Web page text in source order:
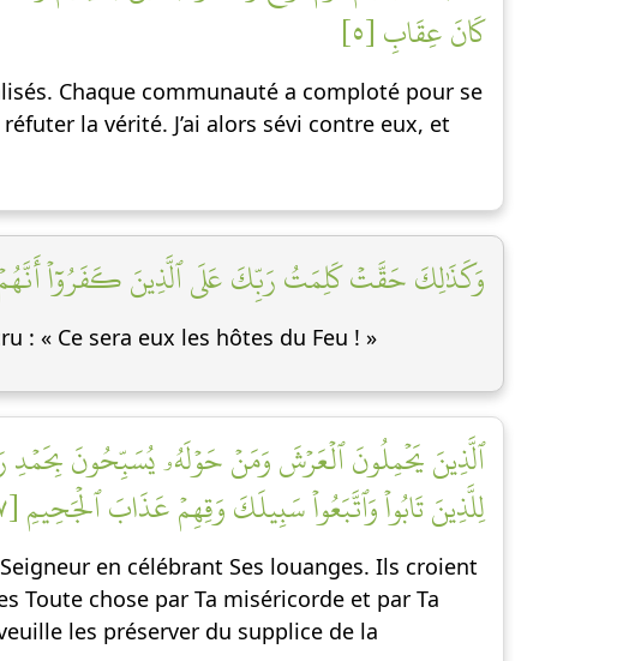
كَانَ عِقَابِ [٥]
Chaque communauté a comploté pour se
la vérité. J’ai alors sévi contre eux, et
وَكَذَٰلِكَ حَقَّتۡ كَلِمَتُ رَبِّكَ عَلَى ٱلَّذِينَ كَفَرُوٓاْ
: « Ce sera eux les hôtes du Feu ! »
ٱلَّذِينَ يَحۡمِلُونَ ٱلۡعَرۡشَ وَمَنۡ حَوۡلَهُۥ يُسَبِّحُونَ بِحَمۡدِ
لِلَّذِينَ تَابُواْ وَٱتَّبَعُواْ سَبِيلَكَ وَقِهِمۡ عَذَابَ ٱلۡجَحِيمِ [٧]
en célébrant Ses louanges. Ils croient
Toute chose par Ta miséricorde et par Ta
les préserver du supplice de la